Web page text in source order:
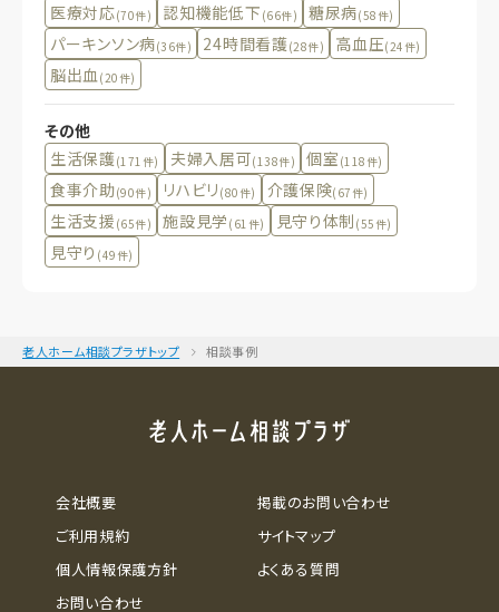
医療対応(70件) 認知機能低下 (66件) 糖尿病(58件)
パーキンソン病(36件) 24時間看護(28件) 高血圧(24件)
脳出血(20件)
その他
生活保護(171件) 夫婦入居可(138件) 個室 (118件)
食事介助(90件) リハビリ (80件) 介護保険(67件)
生活支援 (65件) 施設見学 (61件) 見守り体制 (55件)
見守り (49件)
老人ホーム相談プラザトップ 相談事例
会社概要
ご利用規約
個人情報保護方針
お問い合わせ
掲載のお問い合わせ
サイトマップ
よくある質問